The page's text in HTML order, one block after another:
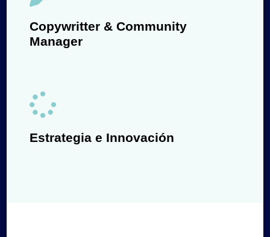
Copywritter & Community
Manager
Estrategia e Innovación